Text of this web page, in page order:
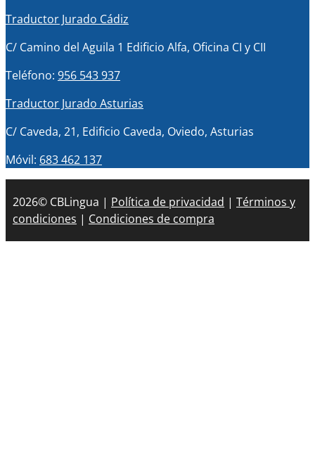
Traductor Jurado Cádiz
C/ Camino del Aguila 1 Edificio Alfa, Oficina CI y CII
Teléfono: 956 543 937
Traductor Jurado Asturias
C/ Caveda, 21, Edificio Caveda, Oviedo, Asturias
Móvil: 683 462 137
2026© CBLingua | Política de privacidad | Términos y
condiciones | Condiciones de compra